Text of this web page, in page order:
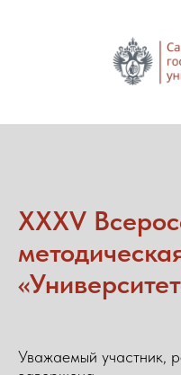
XXXV
Уважаемый участник,